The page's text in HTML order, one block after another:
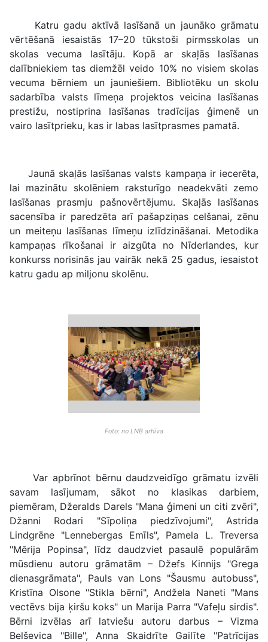
Katru gadu aktīvā lasīšanā un jaunāko grāmatu
vērtēšanā iesaistās 17–20 tūkstoši pirmsskolas un
skolas vecuma lasītāju. Kopā ar skaļās lasīšanas
dalībniekiem tas diemžēl veido 10% no visiem skolas
vecuma bērniem un jauniešiem. Bibliotēku un skolu
sadarbība valsts līmeņa projektos veicina lasīšanas
prestižu, nostiprina lasīšanas tradīcijas ģimenē un
vairo lasītprieku, kas ir labas lasītprasmes pamatā.
Jaunā skaļās lasīšanas valsts kampaņa ir iecerēta,
lai mazinātu skolēniem raksturīgo neadekvāti zemo
lasīšanas prasmju pašnovērtējumu. Skaļās lasīšanas
sacensība ir paredzēta arī pašapziņas celšanai, zēnu
un meiteņu lasīšanas līmeņu izlīdzināšanai. Metodika
kampaņas rīkošanai ir aizgūta no Nīderlandes, kur
konkurss norisinās jau vairāk nekā 25 gadus, iesaistot
katru gadu ap miljonu skolēnu.
Foto: no LNB arhīva
Var apbrīnot bērnu daudzveidīgo grāmatu izvēli
savam lasījumam, sākot no klasikas darbiem,
piemēram, Džeralds Darels "Mana ģimeni un citi zvēri",
Džanni Rodari "Sīpoliņa piedzīvojumi", Astrida
Lindgrēne "Lennebergas Emīls", Pamela L. Treversa
"Mērija Popinsa", līdz daudzviet pasaulē populārām
mūsdienu autoru grāmatām – Džefs Kinnijs "Grega
dienasgrāmata", Pauls van Lons "Šausmu autobuss",
Kristīna Olsone "Stikla bērni", Andžela Naneti "Mans
vectēvs bija ķiršu koks" un Marija Parra "Vafeļu sirdis".
Bērni izvēlas arī latviešu autoru darbus – Vizma
Belševica "Bille", Anna Skaidrīte Gailīte "Patrīcijas